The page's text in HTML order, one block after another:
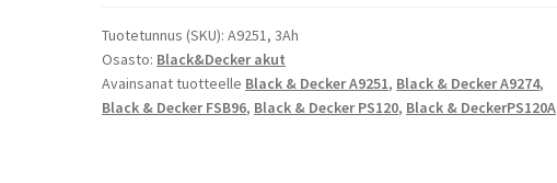
Porakoneakku
A9251,
A9274,
FSB95,
Tuotetunnus (SKU):A9251, 3Ah
Osasto: Black&Decker akut
Avainsanat tuotteelle Black & Decker A9251, Black & Decker A9274,
Black & Decker FSB96, Black & Decker PS120, Black & DeckerPS120A